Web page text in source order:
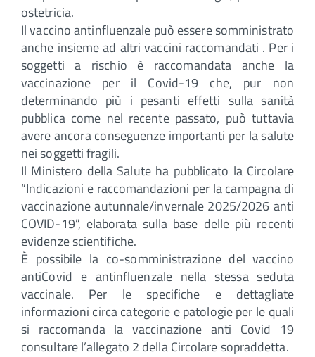
ostetricia.
Il vaccino antinfluenzale può essere somministrato
anche insieme ad altri vaccini raccomandati . Per i
soggetti a rischio è raccomandata anche la
vaccinazione per il Covid-19 che, pur non
determinando più i pesanti effetti sulla sanità
pubblica come nel recente passato, può tuttavia
avere ancora conseguenze importanti per la salute
nei soggetti fragili.
Il Ministero della Salute ha pubblicato la Circolare
“Indicazioni e raccomandazioni per la campagna di
vaccinazione autunnale/invernale 2025/2026 anti
COVID-19”, elaborata sulla base delle più recenti
evidenze scientifiche.
È possibile la co-somministrazione del vaccino
antiCovid e antinfluenzale nella stessa seduta
vaccinale. Per le specifiche e dettagliate
informazioni circa categorie e patologie per le quali
si raccomanda la vaccinazione anti Covid 19
consultare l’allegato 2 della Circolare sopraddetta.